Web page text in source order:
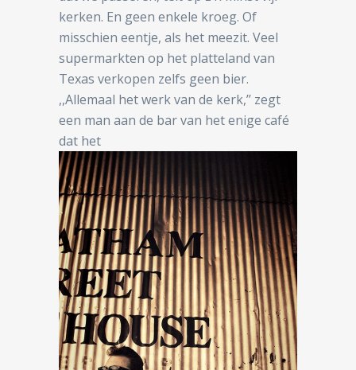
kerken. En geen enkele kroeg. Of
misschien eentje, als het meezit. Veel
supermarkten op het platteland van
Texas verkopen zelfs geen bier.
,,Allemaal het werk van de kerk,’’ zegt
een man aan de bar van het enige café
dat het